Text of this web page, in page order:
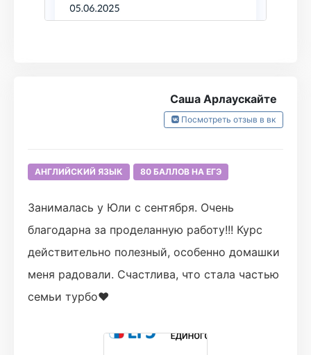
Саша Арлаускайте
Посмотреть отзыв в вк
АНГЛИЙСКИЙ ЯЗЫК 80 БАЛЛОВ НА ЕГЭ
Занималась у Юли с сентября. Очень
благодарна за проделанную работу!!! Курс
действительно полезный, особенно домашки
меня радовали. Счастлива, что стала частью
семьи турбо❤